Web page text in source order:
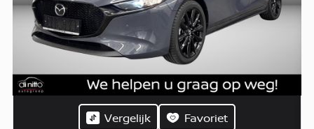
Vergelijk Favoriet